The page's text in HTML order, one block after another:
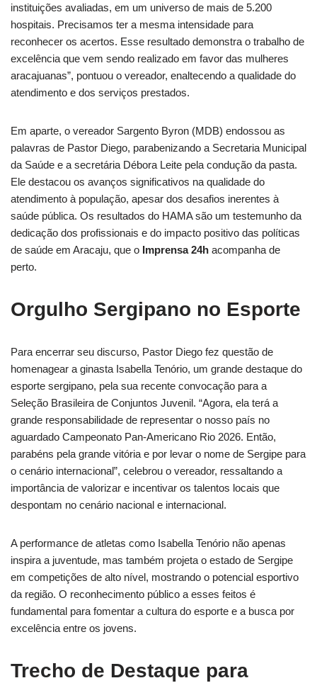
instituições avaliadas, em um universo de mais de 5.200
hospitais. Precisamos ter a mesma intensidade para
reconhecer os acertos. Esse resultado demonstra o trabalho de
excelência que vem sendo realizado em favor das mulheres
aracajuanas”, pontuou o vereador, enaltecendo a qualidade do
atendimento e dos serviços prestados.
Em aparte, o vereador Sargento Byron (MDB) endossou as
palavras de Pastor Diego, parabenizando a Secretaria Municipal
da Saúde e a secretária Débora Leite pela condução da pasta.
Ele destacou os avanços significativos na qualidade do
atendimento à população, apesar dos desafios inerentes à
saúde pública. Os resultados do HAMA são um testemunho da
dedicação dos profissionais e do impacto positivo das políticas
de saúde em Aracaju, que o Imprensa 24h acompanha de
perto.
Orgulho Sergipano no Esporte
Para encerrar seu discurso, Pastor Diego fez questão de
homenagear a ginasta Isabella Tenório, um grande destaque do
esporte sergipano, pela sua recente convocação para a
Seleção Brasileira de Conjuntos Juvenil. “Agora, ela terá a
grande responsabilidade de representar o nosso país no
aguardado Campeonato Pan-Americano Rio 2026. Então,
parabéns pela grande vitória e por levar o nome de Sergipe para
o cenário internacional”, celebrou o vereador, ressaltando a
importância de valorizar e incentivar os talentos locais que
despontam no cenário nacional e internacional.
A performance de atletas como Isabella Tenório não apenas
inspira a juventude, mas também projeta o estado de Sergipe
em competições de alto nível, mostrando o potencial esportivo
da região. O reconhecimento público a esses feitos é
fundamental para fomentar a cultura do esporte e a busca por
excelência entre os jovens.
Trecho de Destaque para